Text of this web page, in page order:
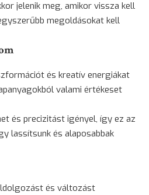
jelenik meg, amikor vissza kell
megoldásokat kell
és kreatív energiákat
valami értékeset
és precizitást igényel, így ez az
lassítsunk és alaposabbak
és változást